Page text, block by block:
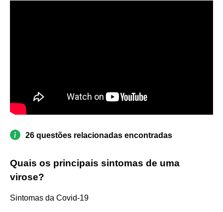
26 questões relacionadas encontradas
Quais os principais sintomas de uma
virose?
Sintomas da Covid-19